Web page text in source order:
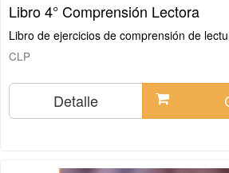
Libro 4° Comprensión Lectora
Libro de ejercicios de comprensión de
CLP
Detalle